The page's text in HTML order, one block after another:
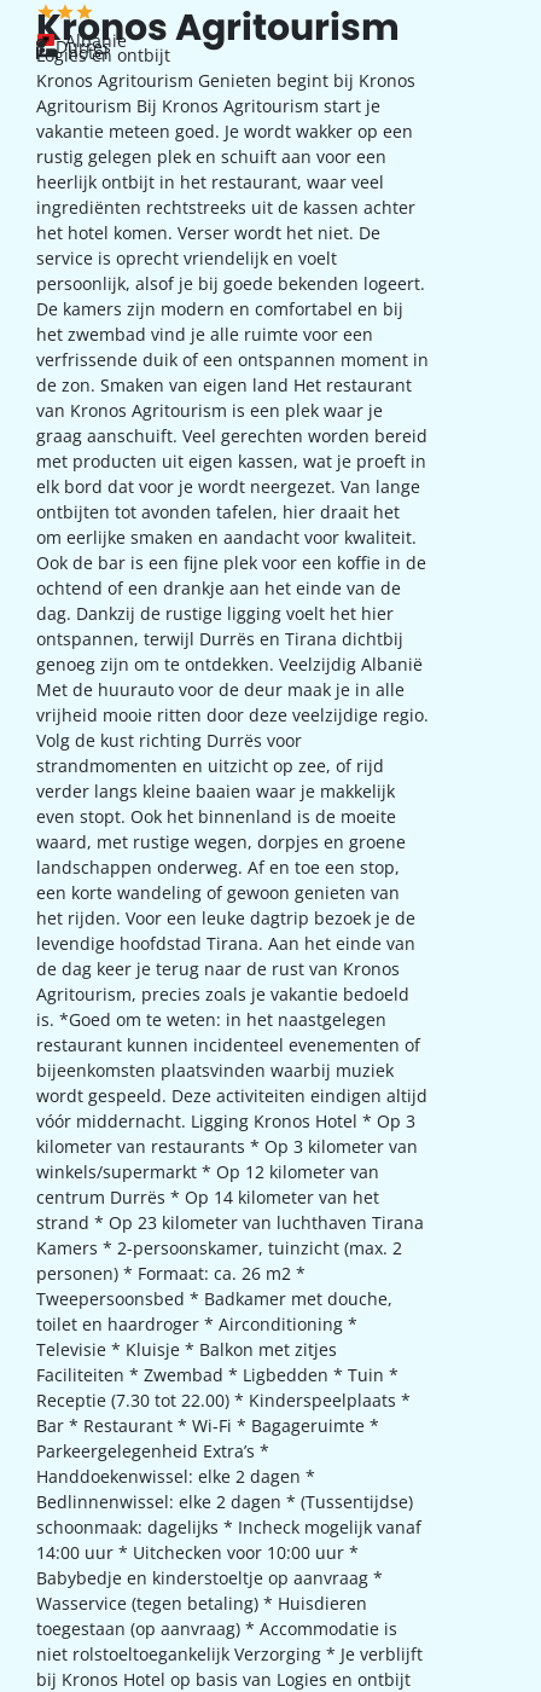
Kronos Agritourism
Albanie
Durres
hotel
Logies en ontbijt
Kronos Agritourism Genieten begint bij Kronos
Agritourism Bij Kronos Agritourism start je
vakantie meteen goed. Je wordt wakker op een
rustig gelegen plek en schuift aan voor een
heerlijk ontbijt in het restaurant, waar veel
ingrediënten rechtstreeks uit de kassen achter
het hotel komen. Verser wordt het niet. De
service is oprecht vriendelijk en voelt
persoonlijk, alsof je bij goede bekenden logeert.
De kamers zijn modern en comfortabel en bij
het zwembad vind je alle ruimte voor een
verfrissende duik of een ontspannen moment in
de zon. Smaken van eigen land Het restaurant
van Kronos Agritourism is een plek waar je
graag aanschuift. Veel gerechten worden bereid
met producten uit eigen kassen, wat je proeft in
elk bord dat voor je wordt neergezet. Van lange
ontbijten tot avonden tafelen, hier draait het
om eerlijke smaken en aandacht voor kwaliteit.
Ook de bar is een fijne plek voor een koffie in de
ochtend of een drankje aan het einde van de
dag. Dankzij de rustige ligging voelt het hier
ontspannen, terwijl Durrës en Tirana dichtbij
genoeg zijn om te ontdekken. Veelzijdig Albanië
Met de huurauto voor de deur maak je in alle
vrijheid mooie ritten door deze veelzijdige regio.
Volg de kust richting Durrës voor
strandmomenten en uitzicht op zee, of rijd
verder langs kleine baaien waar je makkelijk
even stopt. Ook het binnenland is de moeite
waard, met rustige wegen, dorpjes en groene
landschappen onderweg. Af en toe een stop,
een korte wandeling of gewoon genieten van
het rijden. Voor een leuke dagtrip bezoek je de
levendige hoofdstad Tirana. Aan het einde van
de dag keer je terug naar de rust van Kronos
Agritourism, precies zoals je vakantie bedoeld
is. *Goed om te weten: in het naastgelegen
restaurant kunnen incidenteel evenementen of
bijeenkomsten plaatsvinden waarbij muziek
wordt gespeeld. Deze activiteiten eindigen altijd
vóór middernacht. Ligging Kronos Hotel * Op 3
kilometer van restaurants * Op 3 kilometer van
winkels/supermarkt * Op 12 kilometer van
centrum Durrës * Op 14 kilometer van het
strand * Op 23 kilometer van luchthaven Tirana
Kamers * 2-persoonskamer, tuinzicht (max. 2
personen) * Formaat: ca. 26 m2 *
Tweepersoonsbed * Badkamer met douche,
toilet en haardroger * Airconditioning *
Televisie * Kluisje * Balkon met zitjes
Faciliteiten * Zwembad * Ligbedden * Tuin *
Receptie (7.30 tot 22.00) * Kinderspeelplaats *
Bar * Restaurant * Wi-Fi * Bagageruimte *
Parkeergelegenheid Extra’s *
Handdoekenwissel: elke 2 dagen *
Bedlinnenwissel: elke 2 dagen * (Tussentijdse)
schoonmaak: dagelijks * Incheck mogelijk vanaf
14:00 uur * Uitchecken voor 10:00 uur *
Babybedje en kinderstoeltje op aanvraag *
Wasservice (tegen betaling) * Huisdieren
toegestaan (op aanvraag) * Accommodatie is
niet rolstoeltoegankelijk Verzorging * Je verblijft
bij Kronos Hotel op basis van Logies en ontbijt